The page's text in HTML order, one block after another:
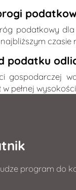
podatkowy
podatku
gospodarczej
pełnej
program do